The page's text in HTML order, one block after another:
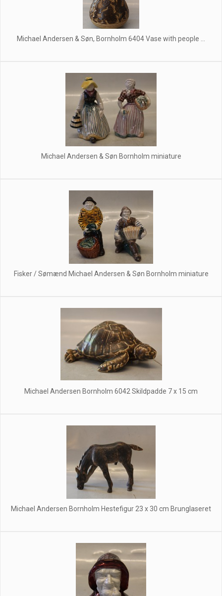
Michael Andersen & Søn, Bornholm 6404 Vase with people ...
Michael Andersen & Søn Bornholm miniature
Fisker / Sømænd Michael Andersen & Søn Bornholm miniature
Michael Andersen Bornholm 6042 Skildpadde 7 x 15 cm
Michael Andersen Bornholm Hestefigur 23 x 30 cm Brunglaseret